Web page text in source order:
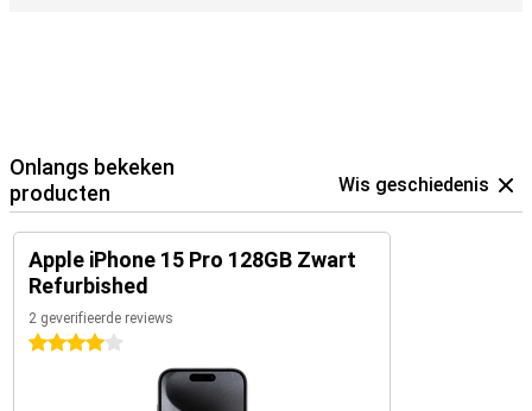
Onlangs bekeken
producten
Wis geschiedenis
Apple iPhone 15 Pro 128GB Zwart
Refurbished
2 geverifieerde reviews
4 sterren